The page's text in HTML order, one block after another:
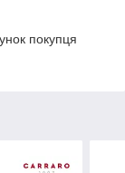
покупця